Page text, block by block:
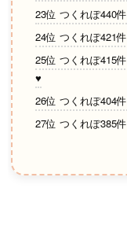
23位 つくれぽ440
24位 つくれぽ421
25位 つくれぽ415
♥
26位 つくれぽ404
27位 つくれぽ385
28位 つくれぽ382
29位 つくれぽ378